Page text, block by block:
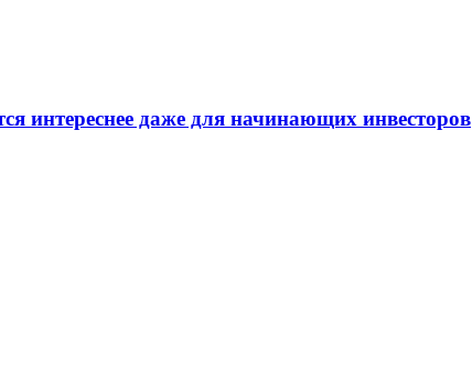
интереснее даже для начинающих инвесторов